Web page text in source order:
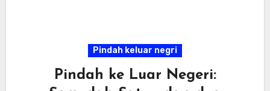
Pindah keluar negri
Pindah ke Luar Negeri: